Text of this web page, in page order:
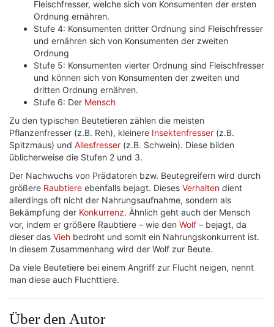
Fleischfresser, welche sich von Konsumenten der ersten
Ordnung ernähren.
Stufe 4: Konsumenten dritter Ordnung sind Fleischfresser
und ernähren sich von Konsumenten der zweiten
Ordnung
Stufe 5: Konsumenten vierter Ordnung sind Fleischfresser
und können sich von Konsumenten der zweiten und
dritten Ordnung ernähren.
Stufe 6: Der Mensch
Zu den typischen Beutetieren zählen die meisten
Pflanzenfresser (z.B. Reh), kleinere Insektenfresser (z.B.
Spitzmaus) und Allesfresser (z.B. Schwein). Diese bilden
üblicherweise die Stufen 2 und 3.
Der Nachwuchs von Prädatoren bzw. Beutegreifern wird durch
größere Raubtiere ebenfalls bejagt. Dieses Verhalten dient
allerdings oft nicht der Nahrungsaufnahme, sondern als
Bekämpfung der Konkurrenz. Ähnlich geht auch der Mensch
vor, indem er größere Raubtiere – wie den Wolf – bejagt, da
dieser das Vieh bedroht und somit ein Nahrungskonkurrent ist.
In diesem Zusammenhang wird der Wolf zur Beute.
Da viele Beutetiere bei einem Angriff zur Flucht neigen, nennt
man diese auch Fluchttiere.
Über den Autor